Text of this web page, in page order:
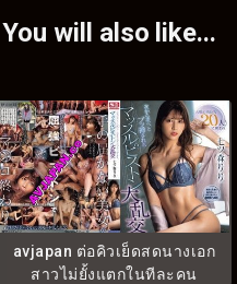
will also like...
avjapan ต่อคิวเย็ดสดนางเอก
สาวไม่ยั้งแตกในทีละคน